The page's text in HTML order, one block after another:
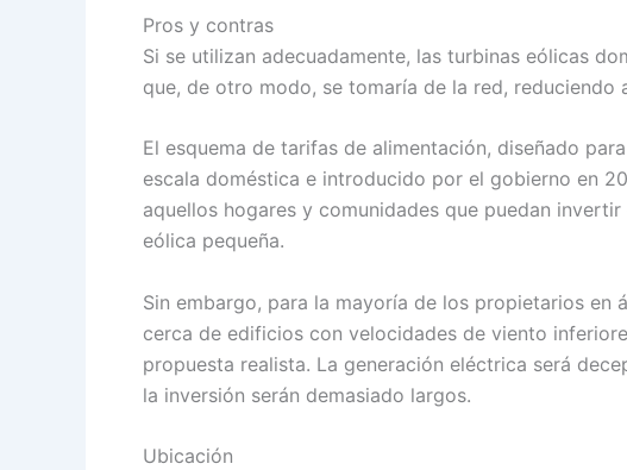
Pros y contras
Si se utilizan adecuadamente, las turbinas eólicas
que, de otro modo, se tomaría de la red, reduciendo
El esquema de tarifas de alimentación, diseñado
escala doméstica e introducido por el gobierno en
aquellos hogares y comunidades que puedan
eólica pequeña.
Sin embargo, para la mayoría de los propietarios en
cerca de edificios con velocidades de viento
propuesta realista. La generación eléctrica será
la inversión serán demasiado largos.
Ubicación